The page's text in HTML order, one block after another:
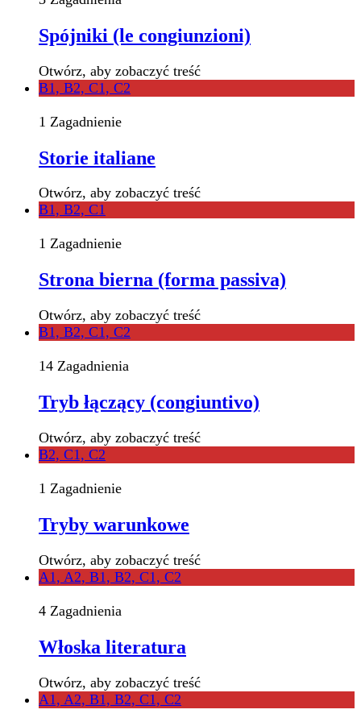
Spójniki (le congiunzioni)
Otwórz, aby zobaczyć treść
B1, B2, C1, C2
1 Zagadnienie
Storie italiane
Otwórz, aby zobaczyć treść
B1, B2, C1
1 Zagadnienie
Strona bierna (forma passiva)
Otwórz, aby zobaczyć treść
B1, B2, C1, C2
14 Zagadnienia
Tryb łączący (congiuntivo)
Otwórz, aby zobaczyć treść
B2, C1, C2
1 Zagadnienie
Tryby warunkowe
Otwórz, aby zobaczyć treść
A1, A2, B1, B2, C1, C2
4 Zagadnienia
Włoska literatura
Otwórz, aby zobaczyć treść
A1, A2, B1, B2, C1, C2